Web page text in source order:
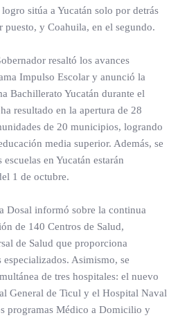
sitúa a Yucatán solo por detrás
y Coahuila, en el segundo.
resaltó los avances
Impulso Escolar y anunció la
Bachillerato Yucatán durante el
resultado en la apertura de 28
de 20 municipios, logrando
media superior. Además, se
en Yucatán estarán
1 de octubre.
Dosal informó sobre la continua
de 140 Centros de Salud,
de Salud que proporciona
Asimismo, se
de tres hospitales: el nuevo
General de Ticul y el Hospital Naval
programas Médico a Domicilio y